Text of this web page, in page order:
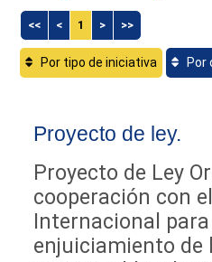
<< < 1 > >>
Por tipo de iniciativa Por
Proyecto de ley.
Proyecto de Ley
cooperación con
Internacional para
enjuiciamiento de